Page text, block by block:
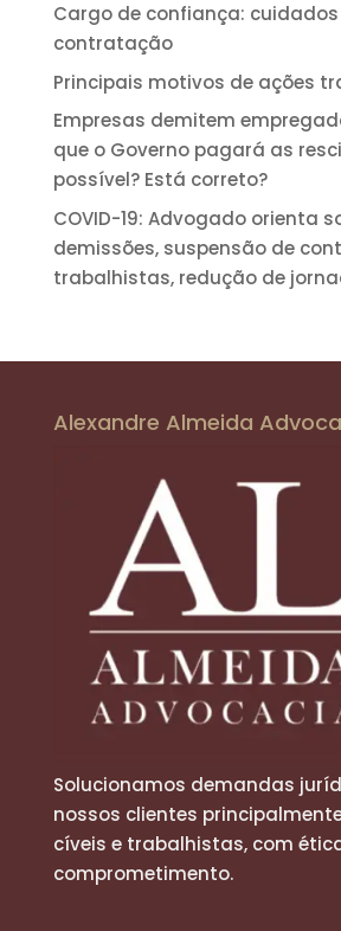
Cargo de confiança:
contratação
Principais motivos de ações
Empresas demitem
que o Governo pagará as
possível? Está correto?
COVID-19: Advogado orienta
demissões, suspensão de
trabalhistas, redução de
Alexandre Almeida
Solucionamos demandas
nossos clientes
cíveis e trabalhistas, com
comprometimento.